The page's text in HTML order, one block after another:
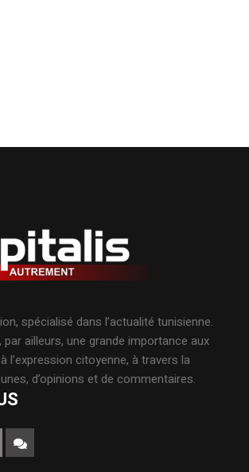
spécialisé dans l’actualité tunisienne.
ailleurs, une grande importance aux
l’expression citoyenne, à travers la
d’opinions et de commentaires.